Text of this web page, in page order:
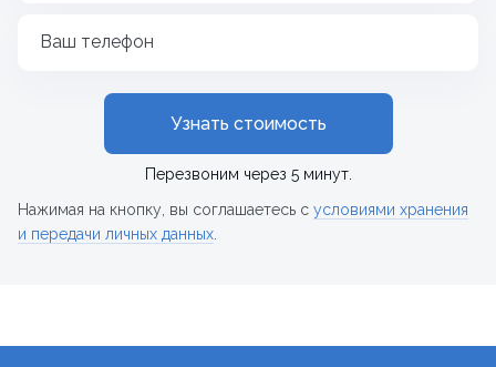
Ваш телефон
Узнать стоимость
Перезвоним через 5 минут.
Нажимая на кнопку, вы соглашаетесь с условиями хранения
и передачи личных данных